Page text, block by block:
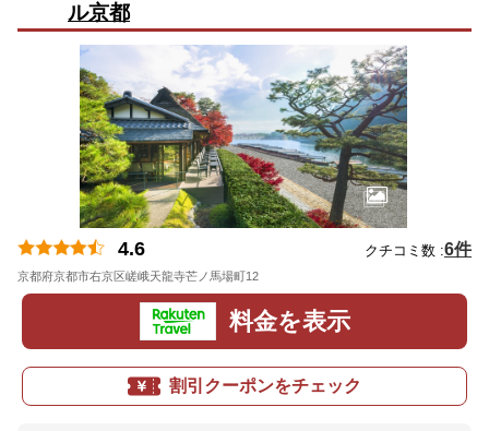
ル京都
4.6 クチコミ数 :6件
京都府京都市右京区嵯峨天龍寺芒ノ馬場町12
料金を表示
割引クーポンをチェック